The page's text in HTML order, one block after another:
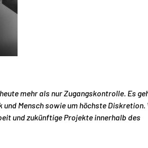
mehr als nur Zugangskontrolle. Es
Mensch sowie um höchste Diskretion.
und zukünftige Projekte innerhalb des